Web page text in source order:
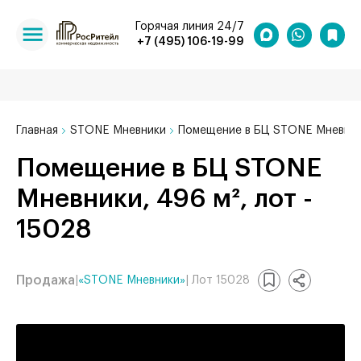
+7 (495) 106-19-99
Горячая линия 24/7
Главная STONE Мневники Помещение в БЦ STONE
Помещение в БЦ STONE
Мневники, 496 м², лот -
15028
Продажа «STONE Мневники» | Лот 15028